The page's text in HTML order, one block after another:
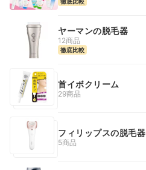
ヤーマンの脱毛器
12商品
徹底比較
首イボクリーム
29商品
フィリップスの脱毛器
5商品